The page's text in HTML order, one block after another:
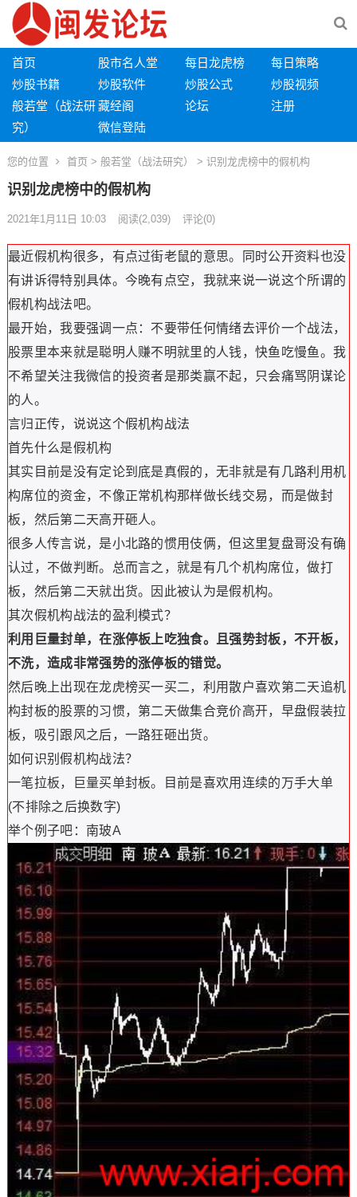
首页 股市名人堂 每日龙虎榜
每日策略
炒股书籍
炒股软件 炒股公式
炒股视频
般若堂（战法研
究）
藏经阁 论坛
注册
微信登陆
您的位置 首页 > 般若堂（战法研究） > 识别龙虎榜中的假机构
识别龙虎榜中的假机构
2021年1月11日 10:03 阅读(2,039) 评论(0)
最近假机构很多，有点过街老鼠的意思。同时公开资料也没
有讲诉得特别具体。今晚有点空，我就来说一说这个所谓的
假机构战法吧。
最开始，我要强调一点：不要带任何情绪去评价一个战法，
股票里本来就是聪明人赚不明就里的人钱，快鱼吃慢鱼。我
不希望关注我微信的投资者是那类赢不起，只会痛骂阴谋论
的人。
言归正传，说说这个假机构战法
首先什么是假机构
其实目前是没有定论到底是真假的，无非就是有几路利用机
构席位的资金，不像正常机构那样做长线交易，而是做封
板，然后第二天高开砸人。
很多人传言说，是小北路的惯用伎俩，但这里复盘哥没有确
认过，不做判断。总而言之，就是有几个机构席位，做打
板，然后第二天就出货。因此被认为是假机构。
其次假机构战法的盈利模式？
利用巨量封单，在涨停板上吃独食。且强势封板，不开板，
不洗，造成非常强势的涨停板的错觉。
然后晚上出现在龙虎榜买一买二，利用散户喜欢第二天追机
构封板的股票的习惯，第二天做集合竞价高开，早盘假装拉
板，吸引跟风之后，一路狂砸出货。
如何识别假机构战法？
一笔拉板，巨量买单封板。目前是喜欢用连续的万手大单
(不排除之后换数字)
举个例子吧：南玻A